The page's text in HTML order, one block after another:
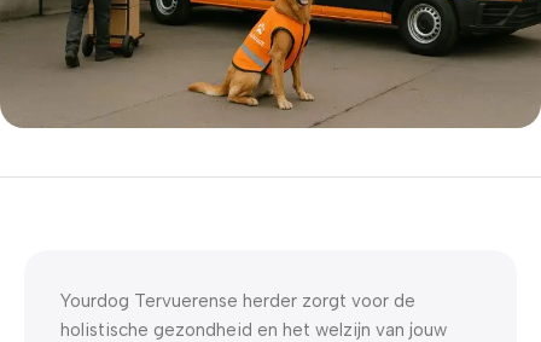
5% korting met code
Yourdog Tervuerense herder zorgt voor de
holistische gezondheid en het welzijn van jouw